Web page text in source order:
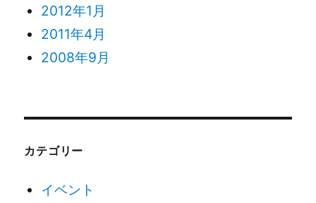
2012年1月
2011年4月
2008年9月
カテゴリー
イベント